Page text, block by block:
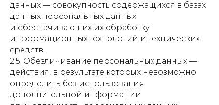
данных — совокупность содержащихся в базах
данных персональных данных
и обеспечивающих их обработку
информационных технологий и технических
средств.
2.5. Обезличивание персональных данных —
действия, в результате которых невозможно
определить без использования
дополнительной информации